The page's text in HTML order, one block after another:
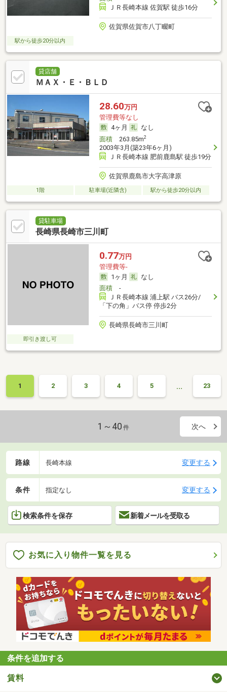
ＪＲ長崎本線 佐賀駅 徒歩16分
佐賀県佐賀市八丁畷町
駅から徒歩20分以内
貸店舗
ＭＡＸ・Ｅ・ＢＬＤ
28.60万円
管理費等なし
4ヶ月
なし
面積263.85m2
2003年3月(築23年6ヶ月)
ＪＲ長崎本線 肥前鹿島駅 徒歩19分
佐賀県鹿島市大字高津原
1階 駐車場(近隣含) 駅から徒歩20分以内
貸駐車場
長崎県長崎市三川町
0.77万円
管理費等-
1ヶ月
なし
面積-
ＪＲ長崎本線 浦上駅 バス26分/
「下の角」バス停 停歩2分
長崎県長崎市三川町
即引き渡し可
1 2 3 4 5 … 23
1～40 件 次へ
路線 長崎本線 変更する
条件 指定なし 変更する
検索条件を保存 新着メールを受取る
お気に入り物件一覧を見る
条件を追加する
賃料